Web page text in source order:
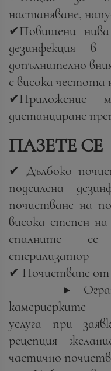
настаняване,
✔Повишени
дезинфекция
допълнително
с висока честота
✔Приложение
дистанциране
ПАЗЕТЕ СЕ
✔ Дълбоко
подсилена
почистване на
висока степен
спалните се
стерилизатор
✔ Почистване от
▸
камериерките
услуга при
рецепция
частично